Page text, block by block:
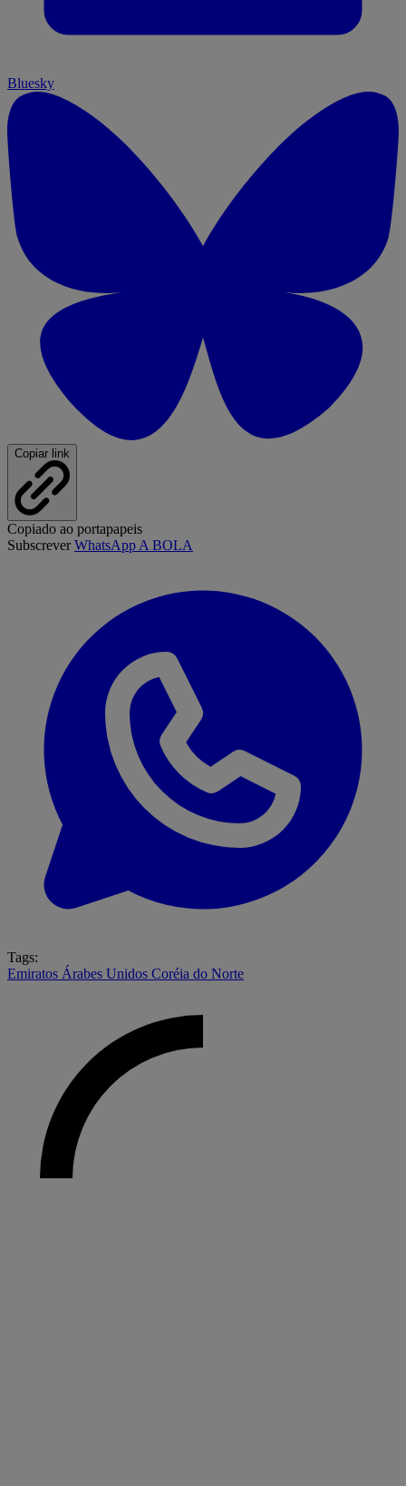
Bluesky
Copiar link
Copiado ao portapapeis
SubscreverWhatsApp A BOLA
Tags:
Emiratos Árabes Unidos Coréia do Norte